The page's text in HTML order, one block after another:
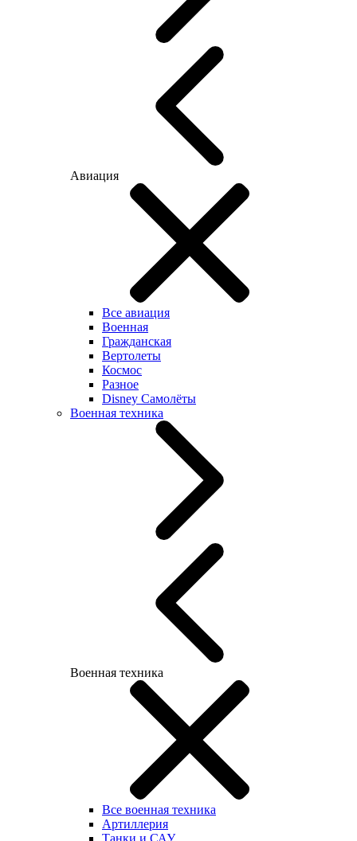
Авиация
Все авиация
Военная
Гражданская
Вертолеты
Космос
Разное
Disney Самолёты
Военная техника
Военная техника
Все военная техника
Артиллерия
Танки и САУ